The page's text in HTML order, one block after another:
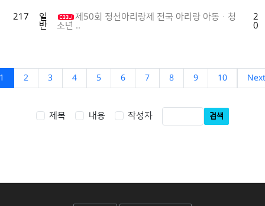
217
일
반
제50회 정선아리랑제 전국 아리랑 아동·청
소년 ..
1 2 3 4 5 6 7 8 9 10 Next
제목 내용 작성자 검색